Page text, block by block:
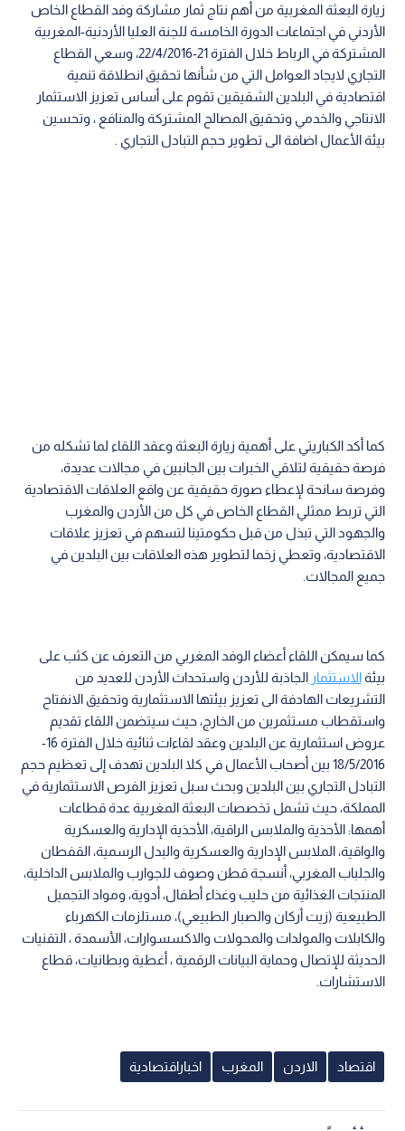
زيارة البعثة المغربية من أهم نتاج ثمار مشاركة وفد القطاع الخاص
الأردني في اجتماعات الدورة الخامسة للجنة العليا الأردنية-المغربية
المشتركة في الرباط خلال الفترة 21-22/4/2016، وسعي القطاع
التجاري لايجاد العوامل التي من شأنها تحقيق انطلاقة تنمية
اقتصادية في البلدين الشقيقين تقوم على أساس تعزيز الاستثمار
الانتاجي والخدمي وتحقيق المصالح المشتركة والمنافع ، وتحسين
بيئة الأعمال اضافة الى تطوير حجم التبادل التجاري .
كما أكد الكباريتي على أهمية زيارة البعثة وعقد اللقاء لما تشكله من
فرصة حقيقية لتلاقي الخبرات بين الجانبين في مجالات عديدة،
وفرصة سانحة لإعطاء صورة حقيقية عن واقع العلاقات الاقتصادية
التي تربط ممثلي القطاع الخاص في كل من الأردن والمغرب
والجهود التي تبذل من قبل حكومتينا لتسهم في تعزيز علاقات
الاقتصادية، وتعطي زخما لتطوير هذه العلاقات بين البلدين في
جميع المجالات.
كما سيمكن اللقاء أعضاء الوفد المغربي من التعرف عن كثب على
بيئةالاستثمارالجاذبة للأردن واستحداث الأردن للعديد من
التشريعات الهادفة الى تعزيز بيئتها الاستثمارية وتحقيق الانفتاح
واستقطاب مستثمرين من الخارج، حيث سيتضمن اللقاء تقديم
عروض استثمارية عن البلدين وعقد لقاءات ثنائية خلال الفترة 16-
18/5/2016 بين أصحاب الأعمال في كلا البلدين تهدف إلى تعظيم حجم
التبادل التجاري بين البلدين وبحث سبل تعزيز الفرص الاستثمارية في
المملكة، حيث تشمل تخصصات البعثة المغربية عدة قطاعات
أهمها: الأحذية والملابس الراقية، الأحذية الإدارية والعسكرية
والواقية، الملابس الإدارية والعسكرية والبدل الرسمية، القفطان
والجلباب المغربي، أنسجة قطن وصوف للجوارب والملابس الداخلية،
المنتجات الغذائية من حليب وغذاء أطفال، أدوية، ومواد التجميل
الطبيعية (زيت أركان والصبار الطبيعي)، مستلزمات الكهرباء
والكابلات والمولدات والمحولات والاكسسوارات، الأسمدة ، التقنيات
الحديثة للإتصال وحماية البيانات الرقمية ، أغطية وبطانيات، قطاع
الاستشارات.
اقتصاد الاردن المغرب اخباراقتصادية